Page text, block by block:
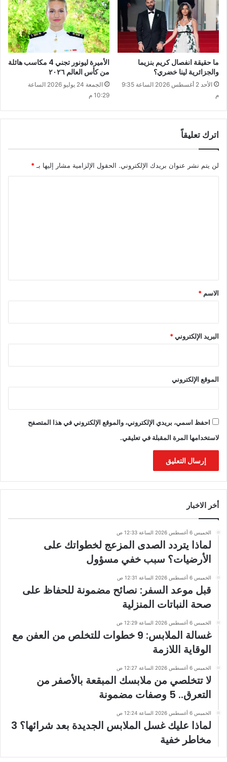
ما حقيقة انفصال كريم بنزيما
والجزائرية لينا خضري؟
الأحد 2 أغسطس 2026 الساعة 9:35
م
الأميرة ليونور تجني 4 مكاسب هائلة
من كأس العالم ٢٠٢٦
الجمعة 24 يوليو 2026 الساعة
10:29 م
اترك تعليقاً
لن يتم نشر عنوان بريدك الإلكتروني. الحقول الإلزامية مشار إليها بـ *
*
الاسم *
البريد الإلكتروني*
الموقع الإلكتروني
احفظ اسمي، بريدي الإلكتروني، والموقع الإلكتروني في هذا المتصفح
لاستخدامها المرة المقبلة في تعليقي.
أخر الاخبار
الخميس 6 أغسطس 2026 الساعة 12:33 ص
لماذا يتردد الصدى المزعج لخطواتك على
الأرضيات؟ سبب خفي مسؤول
الخميس 6 أغسطس 2026 الساعة 12:31 ص
قبل موعد السفر: نصائح مضمونة للحفاظ على
صحة النباتات المنزلية
الخميس 6 أغسطس 2026 الساعة 12:29 ص
غسالة الملابس: 9 خطوات للتخلص من العفن مع
الوقاية اللازمة
الخميس 6 أغسطس 2026 الساعة 12:27 ص
لا تتخلصي من ملابسك المبقعة بالأصفر من
التعرق.. 5 وصفات مضمونة
الخميس 6 أغسطس 2026 الساعة 12:24 ص
لماذا عليك غسل الملابس الجديدة بعد شرائها؟ 3
مخاطر خفية